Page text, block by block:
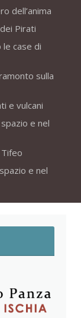
dell’anima
Pirati
le case di
sulla
e vulcani
e nel
Tifeo
e nel